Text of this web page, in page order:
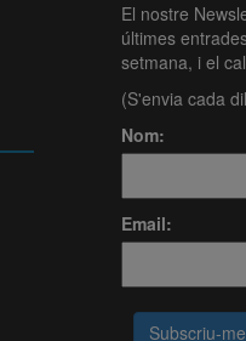
El nostre
últimes
setmana, i el
(S'envia cada
Nom:
Email: